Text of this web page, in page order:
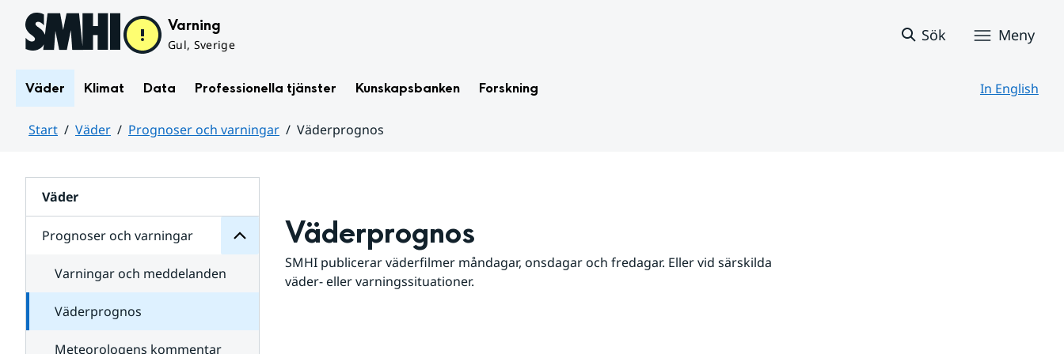
Hoppa till sidans innehåll Varning
Gul, Sverige
Sök Meny
Väder Klimat Data Professionella tjänster Kunskapsbanken Forskning In English
Start Väder Prognoser och varningar
Väderprognos
Väder
Prognoser och varningar
för
varningar
Varningar och meddelanden
Väderprognos
Meteorologens kommentar
Väderprognos
SMHI publicerar väderfilmer måndagar, onsdagar och fredagar. Eller vid särskilda
väder- eller varningssituationer.